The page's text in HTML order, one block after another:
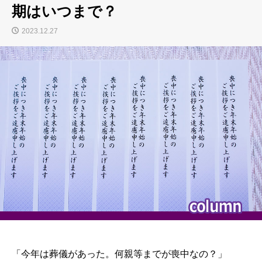
期はいつまで？
2023.12.27
「今年は葬儀があった。何親等までが喪中なの？」